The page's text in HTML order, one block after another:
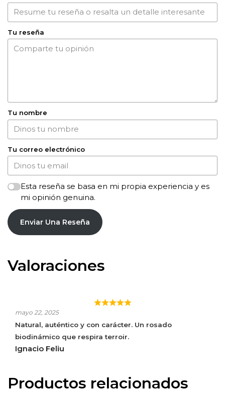
Tu reseña
Tu nombre
Tu correo electrónico
Esta reseña se basa en mi propia experiencia y es
mi opinión genuina.
Enviar Una Reseña
Valoraciones
mayo 22, 2025
Natural, auténtico y con carácter. Un rosado
biodinámico que respira terroir.
Ignacio Feliu
Productos relacionados